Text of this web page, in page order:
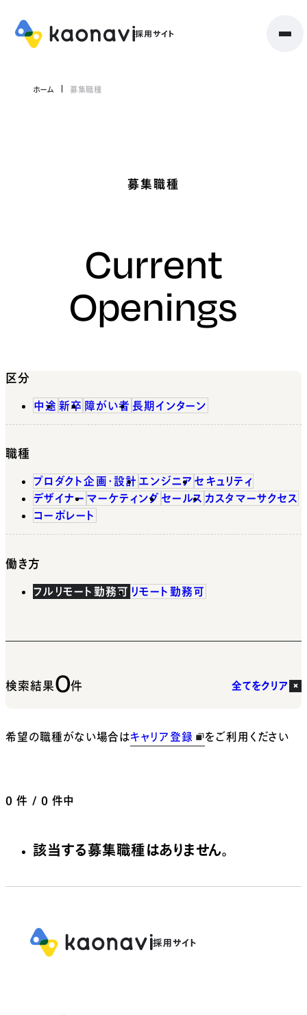
ホーム 募集職種
募集職種
Current
Openings
区分
中途 新卒 障がい者 長期インターン
職種
プロダクト企画・設計 エンジニア セキュリティ
デザイナー マーケティング セールス カスタマーサクセス
コーポレート
働き方
フルリモート勤務可 リモート勤務可
検索結果0件 全てをクリア
希望の職種がない場合はキャリア登録 をご利用ください
0 件 / 0 件中
該当する募集職種はありません。